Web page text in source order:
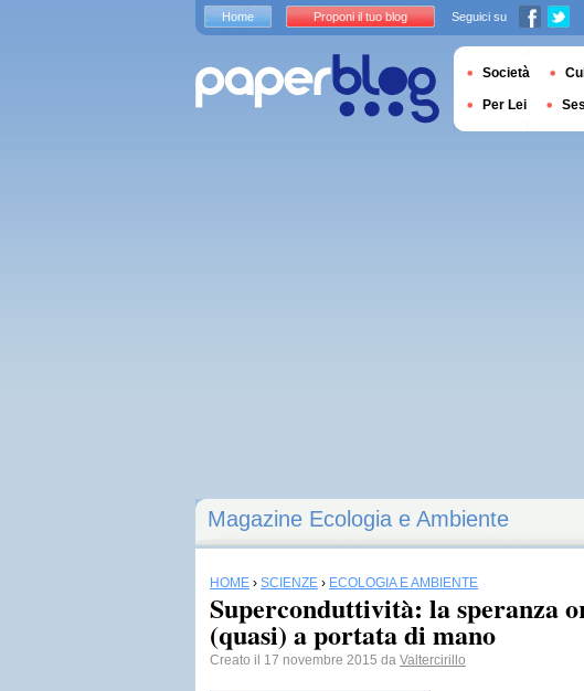
Magazine Ecologia e Ambiente
HOME › SCIENZE › ECOLOGIA E AMBIENTE
Superconduttività: la speranza
(quasi) a portata di mano
Creato il 17 novembre 2015 da Valtercirillo
Home Proponi il tuo blog Seguici su
Società
Per Lei